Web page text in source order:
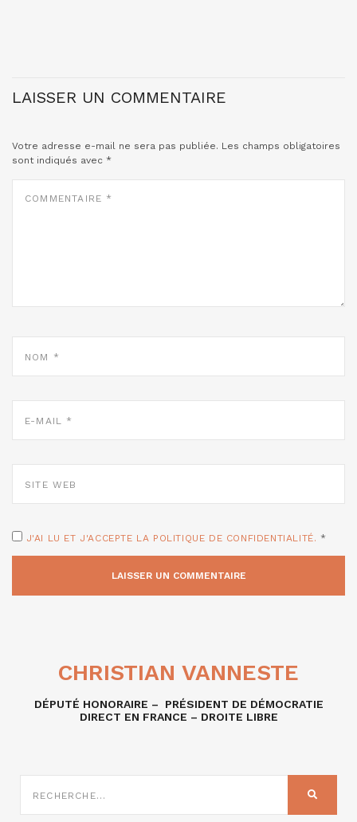
LAISSER UN COMMENTAIRE
Votre adresse e-mail ne sera pas publiée. Les champs obligatoires
sont indiqués avec *
MAIL
WEB
J'AI LU ET J'ACCEPTE LA POLITIQUE DE CONFIDENTIALITÉ. *
CHRISTIAN VANNESTE
DÉPUTÉ HONORAIRE – PRÉSIDENT DE DÉMOCRATIE
DIRECT EN FRANCE – DROITE LIBRE
SUR